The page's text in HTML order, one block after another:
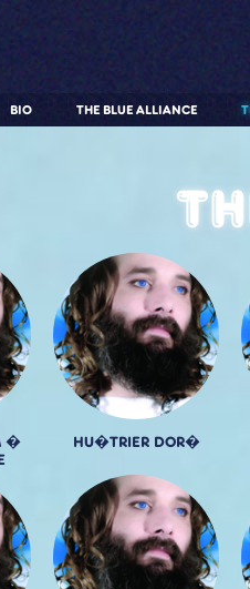
THE BLUE ALLIANCE
BIO
�
HU�TRIER DOR�